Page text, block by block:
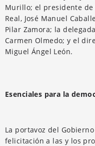
Murillo; el presidente
Real, José Manuel
Pilar Zamora; la
Carmen Olmedo; y el
Miguel Ángel León.
Esenciales para la
La portavoz del
felicitación a las y los